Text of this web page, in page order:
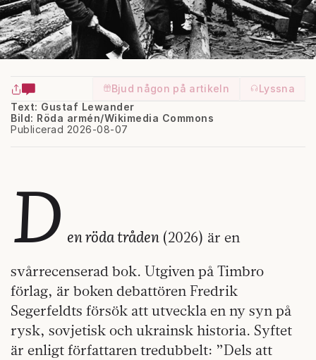
Bjud någon på artikeln
Lyssna
Text: Gustaf Lewander
Publicerad 2026-08-07
Bild: Röda armén/Wikimedia Commons
D en röda tråden (2026) är en
svårrecenserad bok. Utgiven på Timbro
förlag, är boken debattören Fredrik
Segerfeldts försök att utveckla en ny syn på
rysk, sovjetisk och ukrainsk historia. Syftet
är enligt författaren tredubbelt: ”Dels att